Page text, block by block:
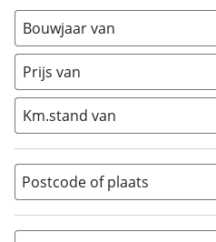
Busmodel
Caravan (3)
Half-integraal
Integraal (0)
Opzetunit (0
Vouwwagen (0)
Bouwjaar van
Prijs van
Km.stand van
Postcode of plaats